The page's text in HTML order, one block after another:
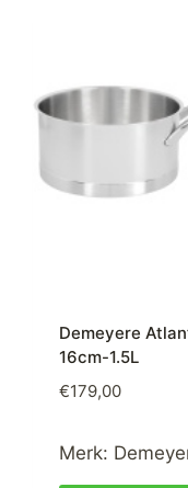
Demeyere
16cm-1.5L
€179,00
Merk: